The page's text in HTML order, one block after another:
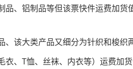
、铝制品等但该票快件运费加
该大类产品又细分为针织和梭织
、T恤、丝袜、内衣等）运费加